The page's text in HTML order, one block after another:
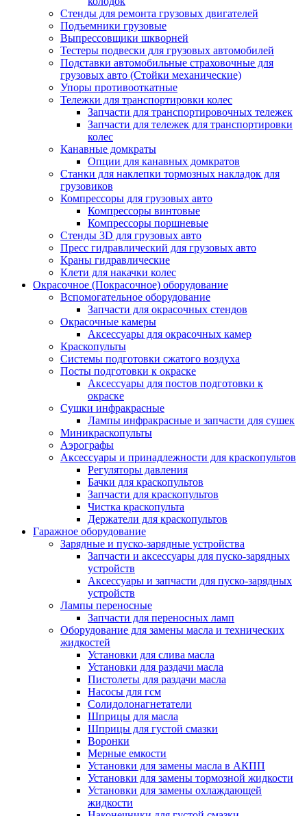
Стенды для ремонта грузовых двигателей
Подъемники грузовые
Выпрессовщики шкворней
Тестеры подвески для грузовых автомобилей
Подставки автомобильные страховочные для
грузовых авто (Стойки механические)
Упоры противооткатные
Тележки для транспортировки колес
Запчасти для транспортировочных тележек
Запчасти для тележек для транспортировки
колес
Канавные домкраты
Опции для канавных домкратов
Станки для наклепки тормозных накладок для
грузовиков
Компрессоры для грузовых авто
Компрессоры винтовые
Компрессоры поршневые
Стенды 3D для грузовых авто
Пресс гидравлический для грузовых авто
Краны гидравлические
Клети для накачки колес
Окрасочное (Покрасочное) оборудование
Вспомогательное оборудование
Запчасти для окрасочных стендов
Окрасочные камеры
Аксессуары для окрасочных камер
Краскопульты
Системы подготовки сжатого воздуха
Посты подготовки к окраске
Аксессуары для постов подготовки к
окраске
Сушки инфракрасные
Лампы инфракрасные и запчасти для сушек
Миникраскопульты
Аэрографы
Аксессуары и принадлежности для краскопультов
Регуляторы давления
Бачки для краскопультов
Запчасти для краскопультов
Чистка краскопульта
Держатели для краскопультов
Гаражное оборудование
Зарядные и пуско-зарядные устройства
Запчасти и аксессуары для пуско-зарядных
устройств
Аксессуары и запчасти для пуско-зарядных
устройств
Лампы переносные
Запчасти для переносных ламп
Оборудование для замены масла и технических
жидкостей
Установки для слива масла
Установки для раздачи масла
Пистолеты для раздачи масла
Насосы для гсм
Солидолонагнетатели
Шприцы для масла
Шприцы для густой смазки
Воронки
Мерные емкости
Установки для замены масла в АКПП
Установки для замены тормозной жидкости
Установки для замены охлаждающей
жидкости